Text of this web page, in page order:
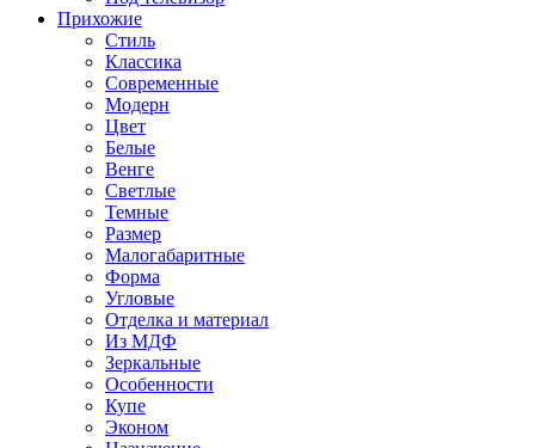
Прихожие
Стиль
Классика
Современные
Модерн
Цвет
Белые
Венге
Светлые
Темные
Размер
Малогабаритные
Форма
Угловые
Отделка и материал
Из МДФ
Зеркальные
Особенности
Купе
Эконом